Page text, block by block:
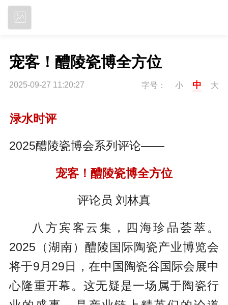
宠客！醴陵瓷博全方位
2025-09-27 11:20:27 字号： 小 中 大
渌水时评
2025醴陵瓷博会系列评论——
宠客！醴陵瓷博全方位
评论员 刘林真
八方宾客云集，四海珍品荟萃。
2025（湖南）醴陵国际陶瓷产业博览会
将于9月29日，在中国陶瓷谷国际会展中
心隆重开幕。这无疑是一场属于陶瓷行